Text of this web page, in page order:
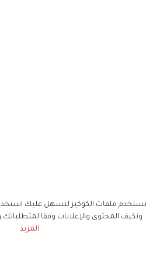
نستخدم ملفات الكوكيز لنسهل عليك استخدام
ونكيف المحتوى والإعلانات وفقا لمتطلباتك
المزيد